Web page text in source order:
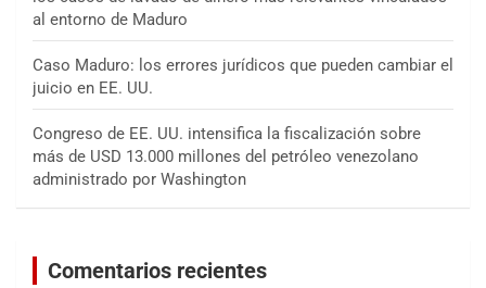
al entorno de Maduro
Caso Maduro: los errores jurídicos que pueden cambiar el
juicio en EE. UU.
Congreso de EE. UU. intensifica la fiscalización sobre
más de USD 13.000 millones del petróleo venezolano
administrado por Washington
Comentarios recientes